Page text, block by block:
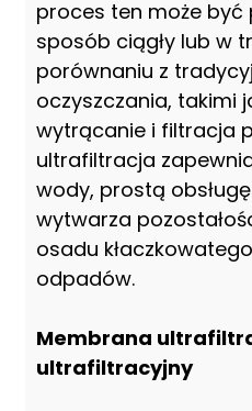
proces ten może
sposób ciągły lub w
porównaniu z
oczyszczania, takimi
wytrącanie i filtracja
ultrafiltracja
wody, prostą
wytwarza
osadu
odpadów.
Membrana
ultrafiltracyjny